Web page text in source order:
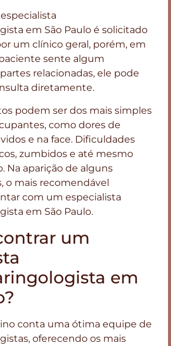
em São Paulo é solicitado
um clínico geral, porém, em
sente algum
relacionadas, ele pode
diretamente.
podem ser dos mais simples
como dores de
e na face. Dificuldades
zumbidos e até mesmo
Na aparição de alguns
o mais recomendável
com um especialista
em São Paulo.
um
em
conta uma ótima equipe de
oferecendo os mais